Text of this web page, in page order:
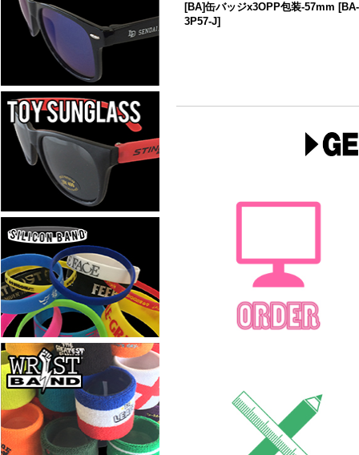
[BA]缶バッジx3OPP包装-57mm [BA-
3P57-J]